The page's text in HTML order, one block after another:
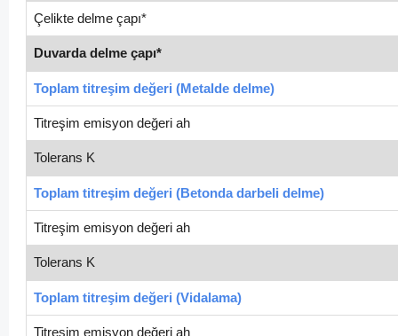
Çelikte delme çapı*
Duvarda delme çapı*
Toplam titreşim değeri (Metalde delme)
Titreşim emisyon değeri ah
Tolerans K
Toplam titreşim değeri (Betonda darbeli delme)
Titreşim emisyon değeri ah
Tolerans K
Toplam titreşim değeri (Vidalama)
Titreşim emisyon değeri ah